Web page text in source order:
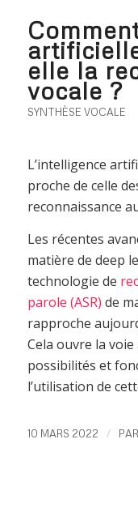
elle la
vocale ?
SYNTHÈSE VOCALE
L’intelligence
proche de celle
reconnaissance
Les récentes
matière de deep
technologie de
parole (ASR) de
rapproche
Cela ouvre la
possibilités et
l’utilisation de
10 MARS 2022 / PAR